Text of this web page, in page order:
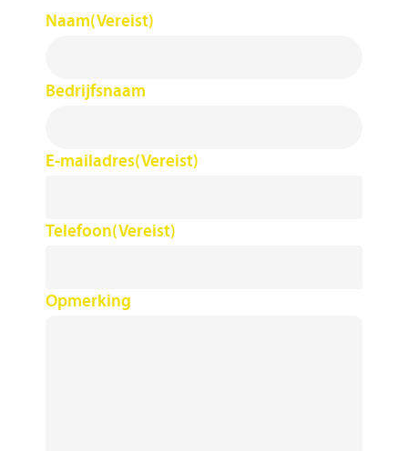
Naam(Vereist)
Bedrijfsnaam
E-mailadres(Vereist)
Telefoon(Vereist)
Opmerking